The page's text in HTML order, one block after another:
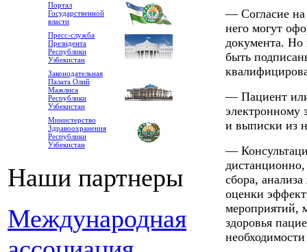
Портал
Государственной
власти
Пресс-служба
Президента
Республики
Узбекистан
Законодательная
Палата Олий
Мажлиса
Республики
Узбекистан
Министерство
Здравоохранения
Республики
Узбекистан
Наши партнеры
Международная
— Согласие на
него могут
документа. Но
быть
— Пациент
электронному
и выписки из
—
сбора,
оценки
мероприятий,
здоровья